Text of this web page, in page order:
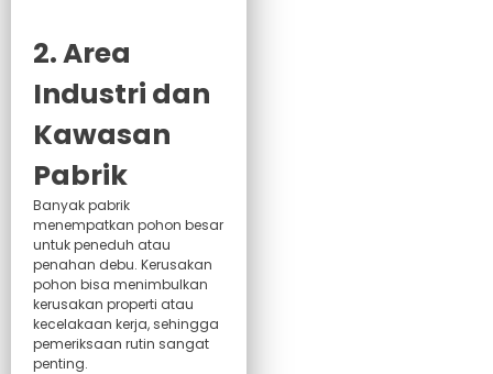
2. Area
Industri dan
Kawasan
Pabrik
Banyak pabrik
menempatkan pohon besar
untuk peneduh atau
penahan debu. Kerusakan
pohon bisa menimbulkan
kerusakan properti atau
kecelakaan kerja, sehingga
pemeriksaan rutin sangat
penting.